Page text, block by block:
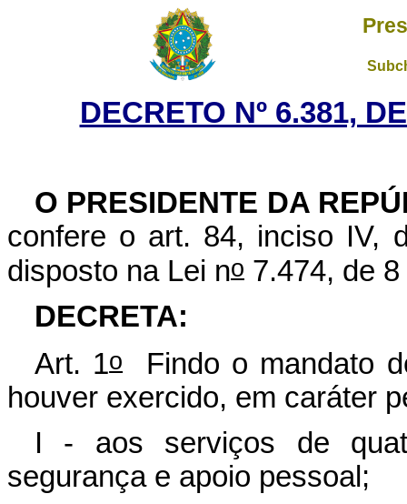
DECRETO Nº 6.381,
O PRESIDENTE DA
confere o art. 84, inciso IV,
disposto na Lei no 7.474, de
DECRETA:
Art. 1oFindo o mandato
houver exercido, em caráter
I - aos serviços de
segurança e apoio pessoal;